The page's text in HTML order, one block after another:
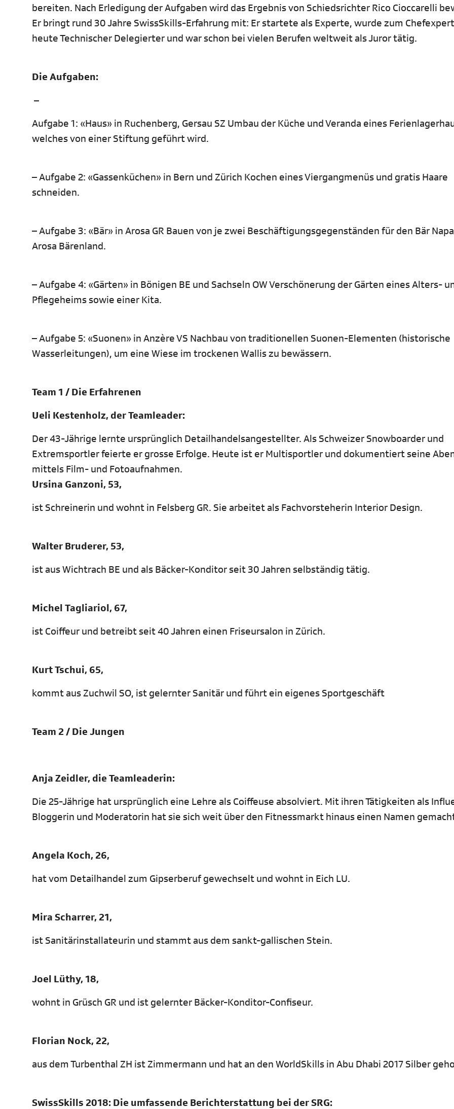
bereiten. Nach Erledigung der Aufgaben wird das Ergebnis von Schiedsrichter Rico Cioccarelli
Er bringt rund 30 Jahre SwissSkills-Erfahrung mit: Er startete als Experte, wurde zum
heute Technischer Delegierter und war schon bei vielen Berufen weltweit als Juror tätig.
Die Aufgaben:
–
Aufgabe 1: «Haus» in Ruchenberg, Gersau SZ Umbau der Küche und Veranda eines
welches von einer Stiftung geführt wird.
– Aufgabe 2: «Gassenküchen» in Bern und Zürich Kochen eines Viergangmenüs und gratis Haare
schneiden.
– Aufgabe 3: «Bär» in Arosa GR Bauen von je zwei Beschäftigungsgegenständen für den Bär
Arosa Bärenland.
– Aufgabe 4: «Gärten» in Bönigen BE und Sachseln OW Verschönerung der Gärten eines Alters-
Pflegeheims sowie einer Kita.
– Aufgabe 5: «Suonen» in Anzère VS Nachbau von traditionellen Suonen-Elementen (historische
Wasserleitungen), um eine Wiese im trockenen Wallis zu bewässern.
Team 1 / Die Erfahrenen
Ueli Kestenholz, der Teamleader:
Der 43-Jährige lernte ursprünglich Detailhandelsangestellter. Als Schweizer Snowboarder und
Extremsportler feierte er grosse Erfolge. Heute ist er Multisportler und dokumentiert seine
mittels Film- und Fotoaufnahmen.
Ursina Ganzoni, 53,
ist Schreinerin und wohnt in Felsberg GR. Sie arbeitet als Fachvorsteherin Interior Design.
Walter Bruderer, 53,
ist aus Wichtrach BE und als Bäcker-Konditor seit 30 Jahren selbständig tätig.
Michel Tagliariol, 67,
ist Coiffeur und betreibt seit 40 Jahren einen Friseursalon in Zürich.
Kurt Tschui, 65,
kommt aus Zuchwil SO, ist gelernter Sanitär und führt ein eigenes Sportgeschäft
Team 2 / Die Jungen
Anja Zeidler, die Teamleaderin:
Die 25-Jährige hat ursprünglich eine Lehre als Coiffeuse absolviert. Mit ihren Tätigkeiten als
Bloggerin und Moderatorin hat sie sich weit über den Fitnessmarkt hinaus einen Namen
Angela Koch, 26,
hat vom Detailhandel zum Gipserberuf gewechselt und wohnt in Eich LU.
Mira Scharrer, 21,
ist Sanitärinstallateurin und stammt aus dem sankt-gallischen Stein.
Joel Lüthy, 18,
wohnt in Grüsch GR und ist gelernter Bäcker-Konditor-Confiseur.
Florian Nock, 22,
aus dem Turbenthal ZH ist Zimmermann und hat an den WorldSkills in Abu Dhabi 2017 Silber
SwissSkills 2018: Die umfassende Berichterstattung bei der SRG: